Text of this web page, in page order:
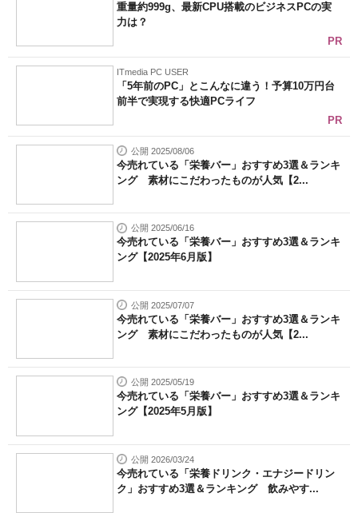
重量約999g、最新CPU搭載のビジネスPCの実
力は？
PR
ITmedia PC USER
「5年前のPC」とこんなに違う！予算10万円台
前半で実現する快適PCライフ
PR
公開 2025/08/06
今売れている「栄養バー」おすすめ3選＆ランキ
ング 素材にこだわったものが人気【2...
公開 2025/06/16
今売れている「栄養バー」おすすめ3選＆ランキ
ング【2025年6月版】
公開 2025/07/07
今売れている「栄養バー」おすすめ3選＆ランキ
ング 素材にこだわったものが人気【2...
公開 2025/05/19
今売れている「栄養バー」おすすめ3選＆ランキ
ング【2025年5月版】
公開 2026/03/24
今売れている「栄養ドリンク・エナジードリン
ク」おすすめ3選＆ランキング 飲みやす...